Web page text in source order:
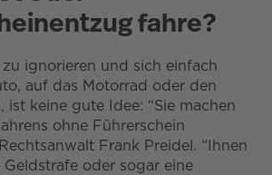
fahre?
ignorieren und sich einfach
auf das Motorrad oder den
ist keine gute Idee: “Sie machen
ohne Führerschein
Frank Preidel. “Ihnen
oder sogar eine